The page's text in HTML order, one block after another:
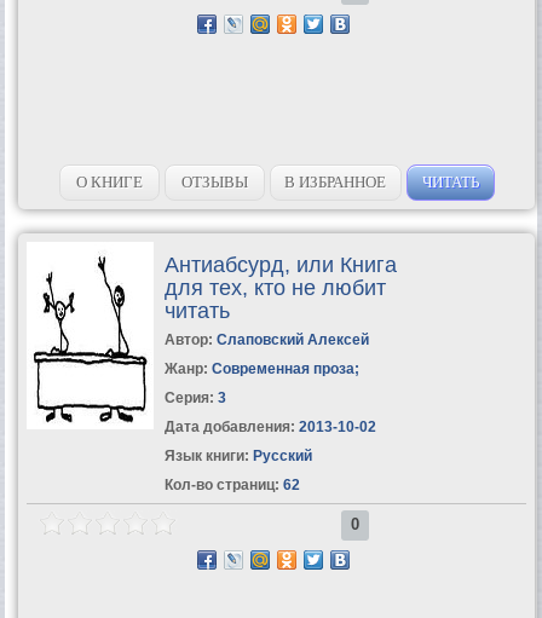
О КНИГЕ ОТЗЫВЫ В ИЗБРАННОЕ ЧИТАТЬ
Антиабсурд, или Книга
для тех, кто не любит
читать
Автор: Слаповский Алексей
Жанр: Современная проза;
Серия: 3
Дата добавления: 2013-10-02
Язык книги: Русский
Кол-во страниц: 62
0